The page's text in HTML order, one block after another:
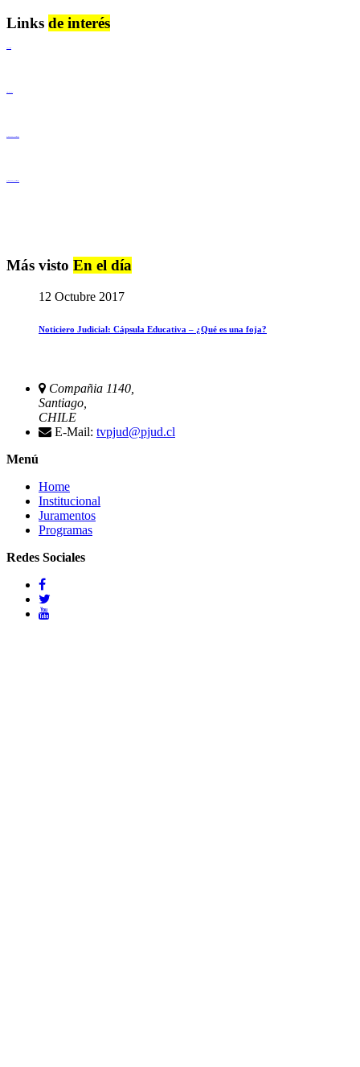
Links de interés
Más visto En el día
12 Octubre 2017
Noticiero Judicial: Cápsula Educativa – ¿Qué es una foja?
Compañia 1140,
Santiago,
CHILE
E-Mail: tvpjud@pjud.cl
Menú
Home
Institucional
Juramentos
Programas
Redes Sociales